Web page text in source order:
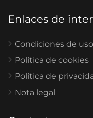
Enlaces de
Condiciones de uso
Política de cookies
Política de
Nota legal